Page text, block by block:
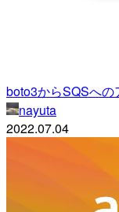
boto3からSQSへの
nayuta
2022.07.04